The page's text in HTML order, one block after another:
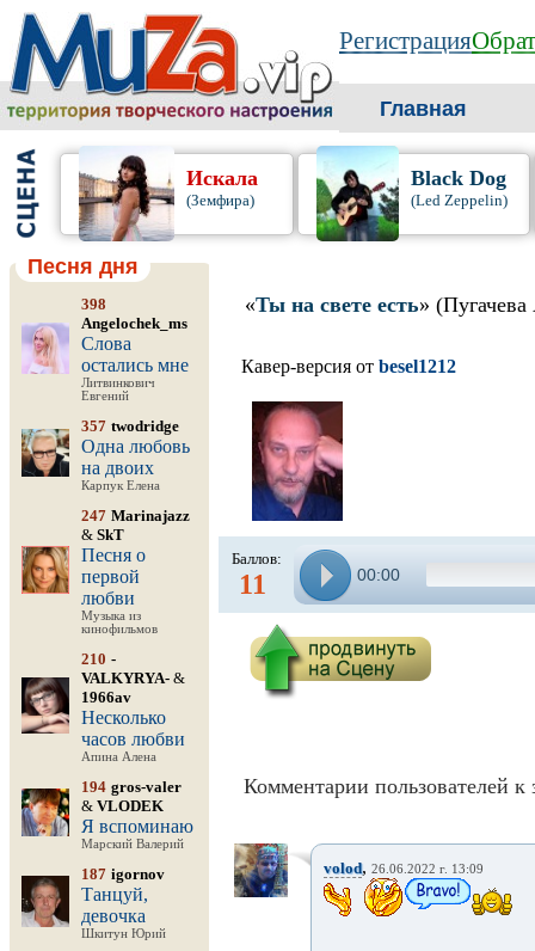
Регистрация
Главная
Искала
(Земфира)
Black Dog
(Led Zeppelin)
Песня дня
398
Angelochek_ms
Слова
остались мне
Литвинкович
Евгений
357 twodridge
Одна любовь
на двоих
Карпук Елена
247 Marinajazz
& SkT
Песня о
первой
любви
Музыка из
кинофильмов
210 -
VALKYRYA- &
1966av
Несколько
часов любви
Апина Алена
194 gros-valer
& VLODEK
Я вспоминаю
Марский Валерий
187 igornov
Танцуй,
девочка
Шкитун Юрий
«Ты на свете есть»
Кавер-версия от besel1212
Баллов:
11 00:00
Комментарии пользователей к
volod, 26.06.2022 г. 13:09